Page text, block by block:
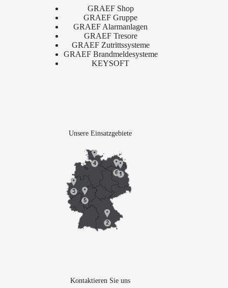
GRAEF Shop
GRAEF Gruppe
GRAEF Alarmanlagen
GRAEF Tresore
GRAEF Zutrittssysteme
GRAEF Brandmeldesysteme
KEYSOFT
Unsere Einsatzgebiete
Kontaktieren Sie uns